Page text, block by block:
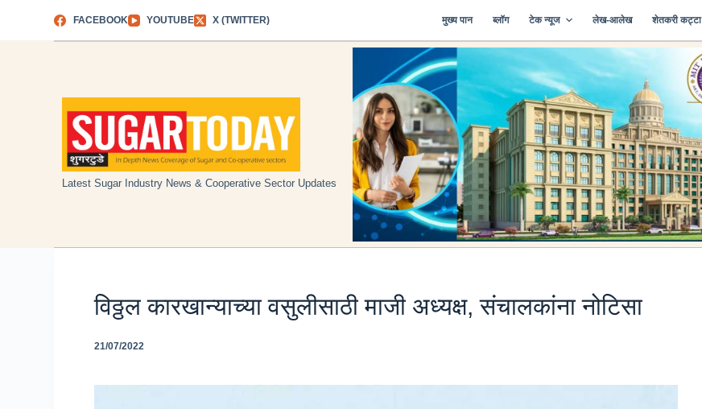
FACEBOOK YOUTUBE X (TWITTER) मुख्य पान ब्लॉग टेक न्यूज लेख-आलेख शेतकरी कट्टा
Latest Sugar Industry News & Cooperative Sector Updates
विठ्ठल कारखान्याच्या वसुलीसाठी माजी अध्यक्ष, संचालकांना नोटिसा
21/07/2022